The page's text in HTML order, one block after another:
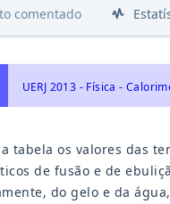
comentado
tabela os valores das
de fusão e de
do gelo e da